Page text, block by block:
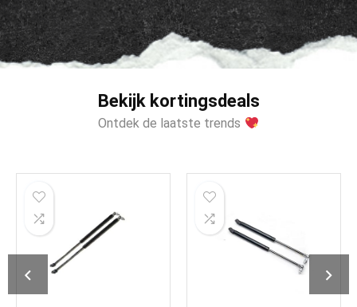
Bekijk kortingsdeals
Ontdek de laatste trends